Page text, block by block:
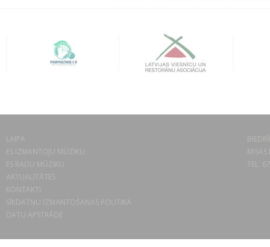
LAIPA
ES IZMANTOJU MŪZIKU
ES RADU MŪZIKU
AKTUALITĀTES
KONTAKTI
SĪKDATŅU IZMANTOŠANAS POLITIKA
DATU APSTRĀDE
TEL.